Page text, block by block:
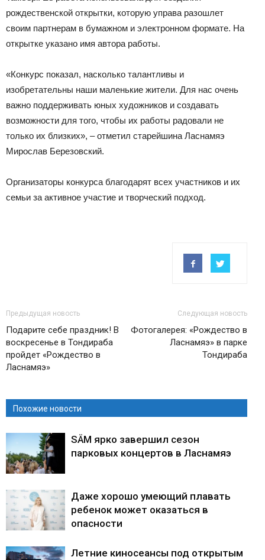
рождественской открытки, которую управа разошлет
своим партнерам в бумажном и электронном формате. На
открытке указано имя автора работы.
«Конкурс показал, насколько талантливы и
изобретательны наши маленькие жители. Для нас очень
важно поддерживать юных художников и создавать
возможности для того, чтобы их работы радовали не
только их близких», – отметил старейшина Ласнамяэ
Мирослав Березовский.
Организаторы конкурса благодарят всех участников и их
семьи за активное участие и творческий подход.
Предыдущая новость
Подарите себе праздник! В
воскресенье в Тондираба
пройдет «Рождество в
Ласнамяэ»
Следующая новость
Фотогалерея: «Рождество в
Ласнамяэ» в парке
Тондираба
Похожие новости
SÄM ярко завершил сезон
парковых концертов в Ласнамяэ
Даже хорошо умеющий плавать
ребенок может оказаться в
опасности
Летние киносеансы под открытым